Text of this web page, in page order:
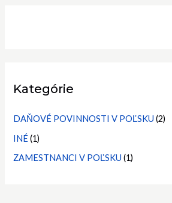
Kategórie
DAŇOVÉ POVINNOSTI V POĽSKU (2)
INÉ(1)
ZAMESTNANCI V POĽSKU (1)